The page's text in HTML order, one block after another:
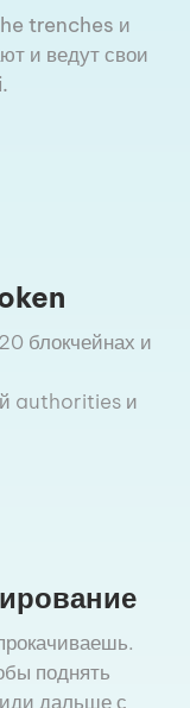
trenches и
и ведут свои
блокчейнах и
authorities и
поднять
дальше с